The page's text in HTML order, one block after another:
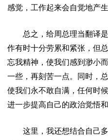
感觉，工作起来会自觉地产
总之，给周总理当翻译
作有时十分劳累和紧张，但
忘我精神，使我们感到渺小
一些，再刻苦一点。同时，
使我们永不敢自满，任何时
进一步提高自己的政治觉悟和
这里，我还想结合自己